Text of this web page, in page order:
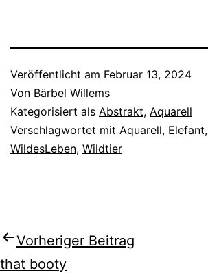
Veröffentlicht am Februar 13, 2024
Von Bärbel Willems
Kategorisiert als Abstrakt, Aquarell
Verschlagwortet mit Aquarell, Elefant,
WildesLeben, Wildtier
Beitragsnavigation
Vorheriger Beitrag
that booty